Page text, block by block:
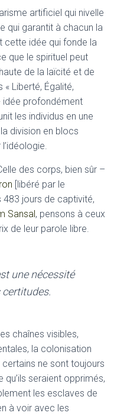
artificiel qui nivelle
qui garantit à chacun la
cette idée qui fonde la
que le spirituel peut
de la laïcité et de
Liberté, Égalité,
idée profondément
les individus en une
division en blocs
des corps, bien sûr –
[libéré par le
483 jours de captivité,
Sansal, pensons à ceux
de leur parole libre.
une nécessité
certitudes.
chaînes visibles,
la colonisation
ne sont toujours
qu’ils seraient opprimés,
les esclaves de
à voir avec les